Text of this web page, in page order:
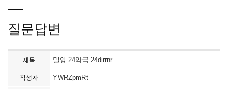
질문답변
제목 밀양 24약국 24dirrnr
작성자 YWRZpmRt